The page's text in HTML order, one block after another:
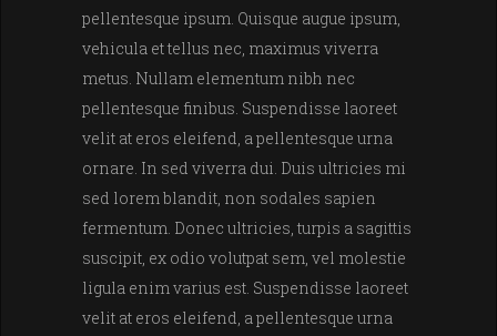
pellentesque ipsum. Quisque augue ipsum,
vehicula et tellus nec, maximus viverra
metus. Nullam elementum nibh nec
pellentesque finibus. Suspendisse laoreet
velit at eros eleifend, a pellentesque urna
ornare. In sed viverra dui. Duis ultricies mi
sed lorem blandit, non sodales sapien
fermentum. Donec ultricies, turpis a sagittis
suscipit, ex odio volutpat sem, vel molestie
ligula enim varius est. Suspendisse laoreet
velit at eros eleifend, a pellentesque urna